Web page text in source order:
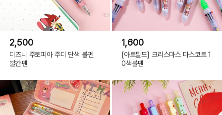
2,500
디즈니 주토피아 주디 단색 볼펜
빨간펜
1,600
[아트필드] 크리스마스 마스코트 1
0색볼펜